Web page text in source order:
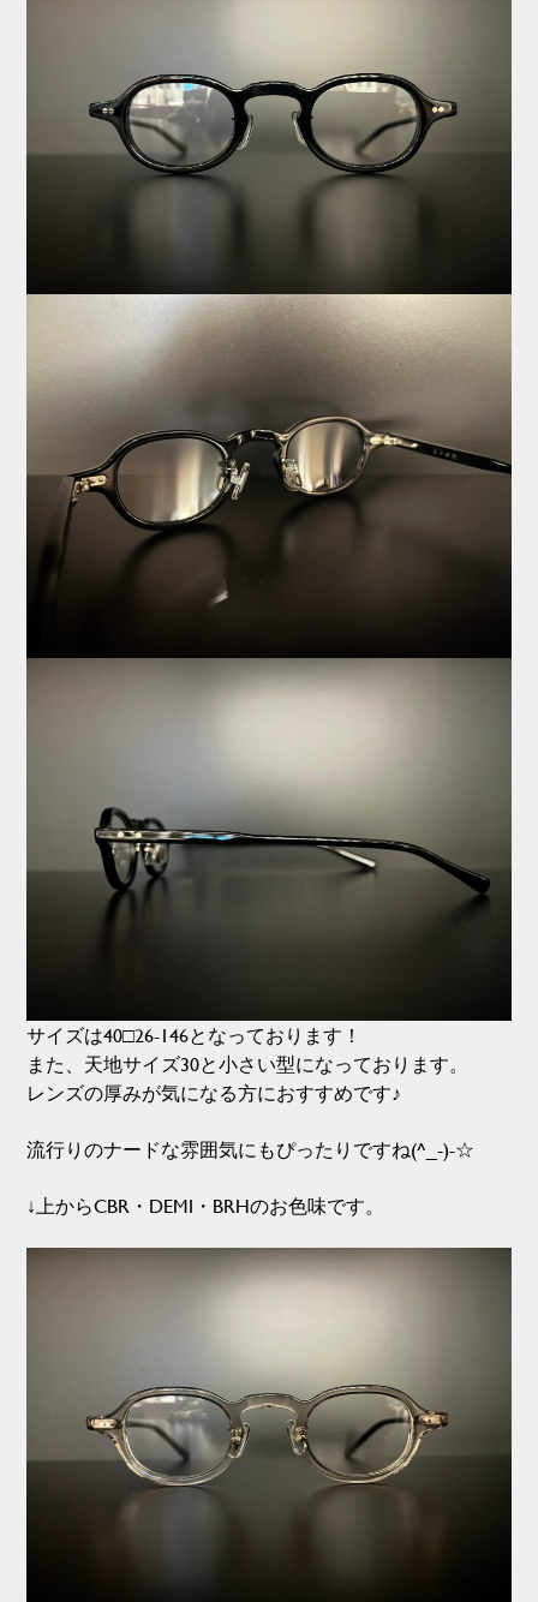
サイズは40□26-146となっております！
また、天地サイズ30と小さい型になっております。
レンズの厚みが気になる方におすすめです♪
流行りのナードな雰囲気にもぴったりですね(^_-)-☆
↓上からCBR・DEMI・BRHのお色味です。